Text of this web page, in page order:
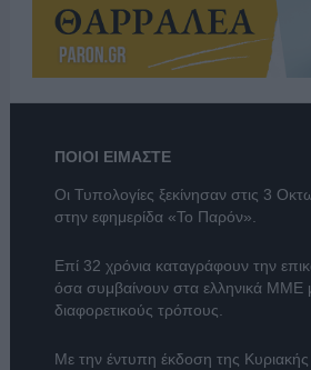
ΠΟΙΟΙ ΕΙΜΑΣΤΕ
Οι Τυπολογίες ξεκίνησαν στις 3
στην εφημερίδα «Το Παρόν».
Επί 32 χρόνια καταγράφουν την
όσα συμβαίνουν στα ελληνικά ΜΜΕ
διαφορετικούς τρόπους.
Με την έντυπη έκδοση της